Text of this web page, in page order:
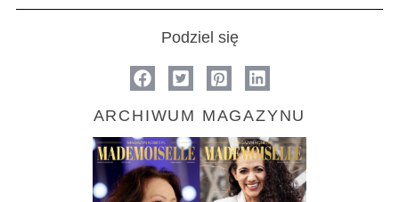
Podziel się
ARCHIWUM MAGAZYNU